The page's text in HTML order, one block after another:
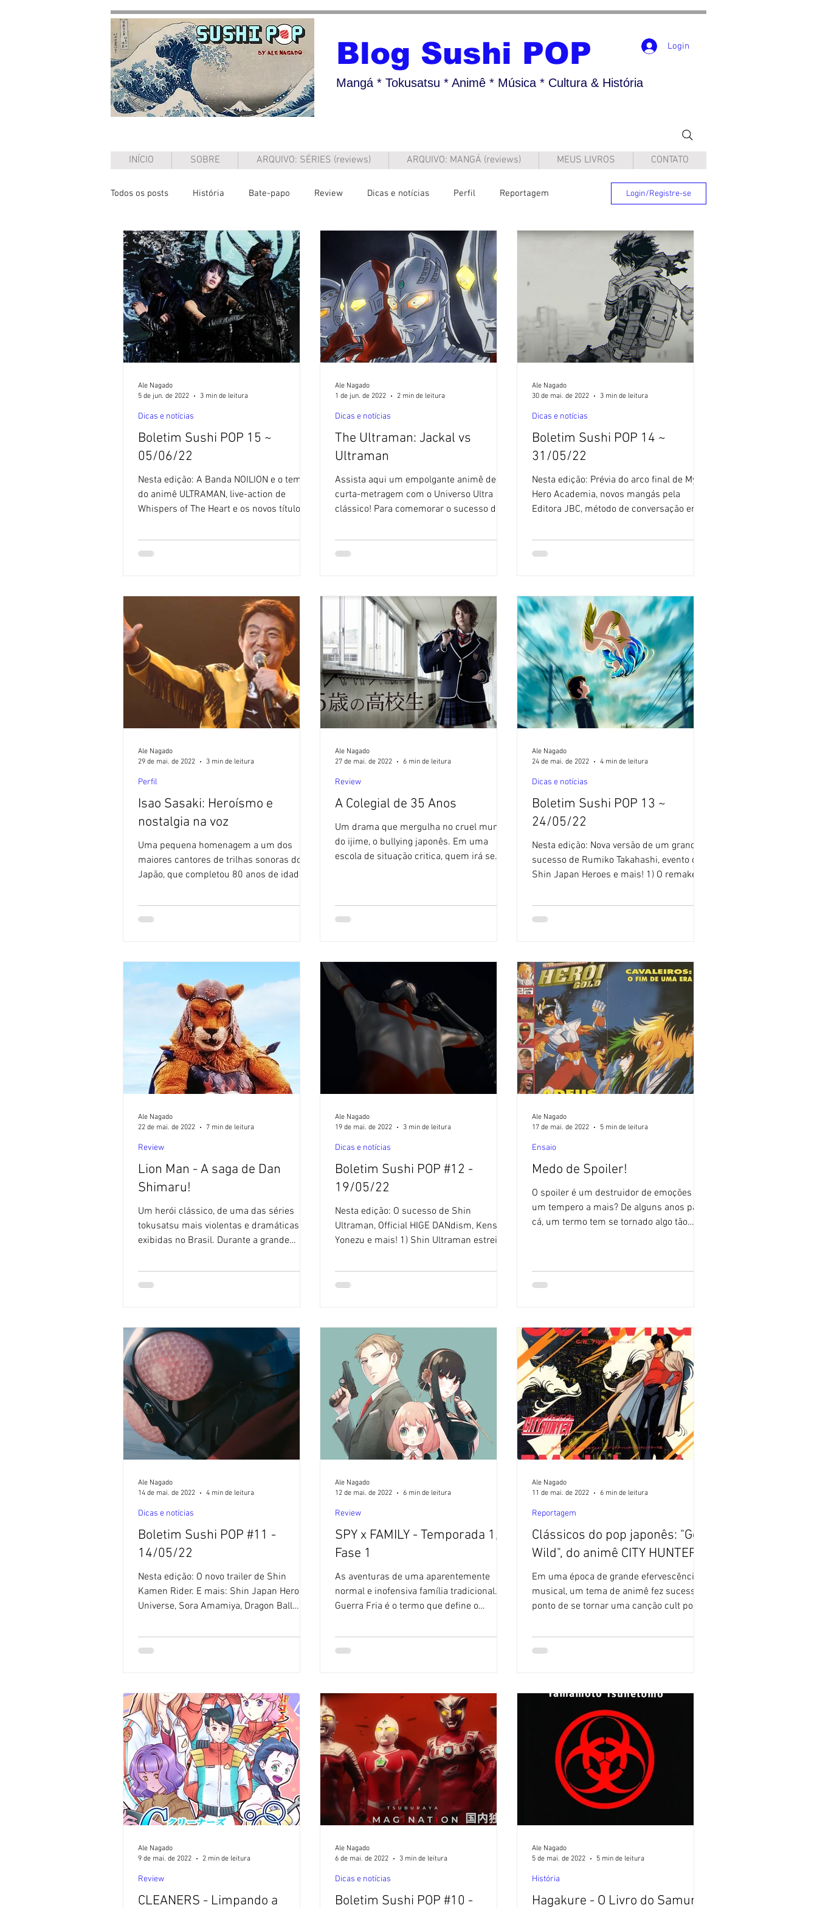
Blog Sushi POP
Mangá * Tokusatsu * Animê * Música * Cultura & História
Login
INÍCIO SOBRE ARQUIVO: SÉRIES (reviews) ARQUIVO: MANGÁ (reviews) MEUS LIVROS CONTATO
Todos os posts História Bate-papo Review Dicas e notícias Perfil Reportagem
Entrevista Ensaio
Login/Registre-se
Boletim Sushi POP 15 ~
05/06/22
Nesta edição: A Banda NOILION e o tema
do animê ULTRAMAN, live-action de
Whispers of The Heart e os novos títulos
Dicas e notícias
Ale Nagado
5 de jun. de 2022
3 min de leitura
The Ultraman: Jackal vs
Ultraman
Assista aqui um empolgante animê de
curta-metragem com o Universo Ultra
clássico! Para comemorar o sucesso do
Dicas e notícias
Ale Nagado
1 de jun. de 2022
2 min de leitura
Boletim Sushi POP 14 ~
31/05/22
Nesta edição: Prévia do arco final de My
Hero Academia, novos mangás pela
Editora JBC, método de conversação em
Dicas e notícias
Ale Nagado
30 de mai. de 2022
3 min de leitura
Isao Sasaki: Heroísmo e
nostalgia na voz
Uma pequena homenagem a um dos
maiores cantores de trilhas sonoras do
Japão, que completou 80 anos de idade.
Perfil
Ale Nagado
29 de mai. de 2022
3 min de leitura
A Colegial de 35 Anos
Um drama que mergulha no cruel mundo
do ijime, o bullying japonês. Em uma
escola de situação critica, quem irá se
Review
Ale Nagado
27 de mai. de 2022
6 min de leitura
Boletim Sushi POP 13 ~
24/05/22
Nesta edição: Nova versão de um grande
sucesso de Rumiko Takahashi, evento do
Shin Japan Heroes e mais! 1) O remake
Dicas e notícias
Ale Nagado
24 de mai. de 2022
4 min de leitura
Lion Man - A saga de Dan
Shimaru!
Um herói clássico, de uma das séries
tokusatsu mais violentas e dramáticas já
exibidas no Brasil. Durante a grande
Review
Ale Nagado
22 de mai. de 2022
7 min de leitura
Boletim Sushi POP #12 -
19/05/22
Nesta edição: O sucesso de Shin
Ultraman, Official HIGE DANdism, Kenshi
Yonezu e mais! 1) Shin Ultraman estreia
Dicas e notícias
Ale Nagado
19 de mai. de 2022
3 min de leitura
Medo de Spoiler!
O spoiler é um destruidor de emoções ou
um tempero a mais? De alguns anos para
cá, um termo tem se tornado algo tão
Ensaio
Ale Nagado
17 de mai. de 2022
5 min de leitura
Boletim Sushi POP #11 -
14/05/22
Nesta edição: O novo trailer de Shin
Kamen Rider. E mais: Shin Japan Heroes
Universe, Sora Amamiya, Dragon Ball
Dicas e notícias
Ale Nagado
14 de mai. de 2022
4 min de leitura
SPY x FAMILY - Temporada 1,
Fase 1
As aventuras de uma aparentemente
normal e inofensiva família tradicional.
Guerra Fria é o termo que define o
Review
Ale Nagado
12 de mai. de 2022
6 min de leitura
Clássicos do pop japonês: "Get
Wild", do animê CITY HUNTER
Em uma época de grande efervescência
musical, um tema de animê fez sucesso a
ponto de se tornar uma canção cult por
Reportagem
Ale Nagado
11 de mai. de 2022
6 min de leitura
CLEANERS - Limpando a
Review
Ale Nagado
9 de mai. de 2022
2 min de leitura
Boletim Sushi POP #10 -
Dicas e notícias
Ale Nagado
6 de mai. de 2022
3 min de leitura
Hagakure - O Livro do Samurai
História
Ale Nagado
5 de mai. de 2022
5 min de leitura